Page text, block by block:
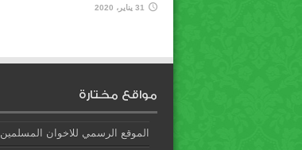
31 يناير، 2020
مواقع مختارة
الموقع الرسمي للاخوان المسلمين